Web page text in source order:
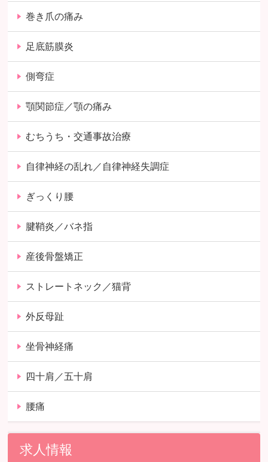
巻き爪の痛み
足底筋膜炎
側弯症
顎関節症／顎の痛み
むちうち・交通事故治療
自律神経の乱れ／自律神経失調症
ぎっくり腰
腱鞘炎／バネ指
産後骨盤矯正
ストレートネック／猫背
外反母趾
坐骨神経痛
四十肩／五十肩
腰痛
求人情報